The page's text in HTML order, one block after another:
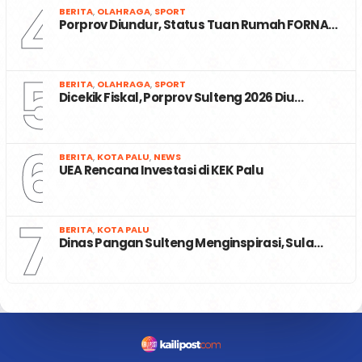
4
BERITA, OLAHRAGA, SPORT
Porprov Diundur, Status Tuan Rumah FORNA…
5 BERITA, OLAHRAGA, SPORT
Dicekik Fiskal, Porprov Sulteng 2026 Diu…
6 BERITA, KOTA PALU, NEWS
UEA Rencana Investasi di KEK Palu
7 BERITA, KOTA PALU
Dinas Pangan Sulteng Menginspirasi, Sula…